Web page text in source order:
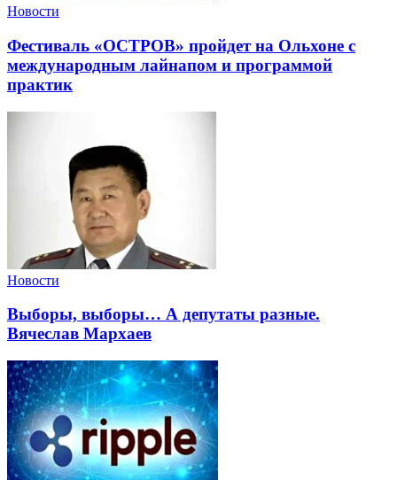
Новости
Фестиваль «ОСТРОВ» пройдет на Ольхоне с
международным лайнапом и программой
практик
Новости
Выборы, выборы… А депутаты разные.
Вячеслав Мархаев